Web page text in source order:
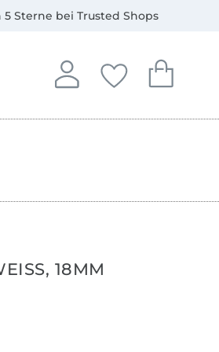
5 Sterne bei Trusted Shops
Anmelden
In deinem Konto
Deine
Du hast keine
Dein
Du hast
18MM